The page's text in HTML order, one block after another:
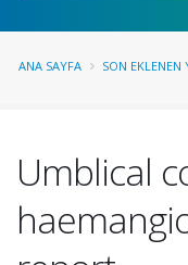
ANA SAYFA SON EKLENEN
Umblical